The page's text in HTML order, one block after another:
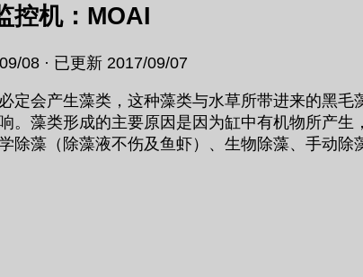
控机：MOAI
08 · 已更新 2017/09/07
定会产生藻类，这种藻类与水草所带进来的黑
。藻类形成的主要原因是因为缸中有机物所产
除藻（除藻液不伤及鱼虾）、生物除藻、手动